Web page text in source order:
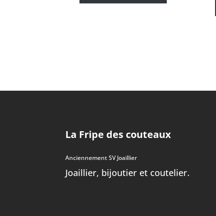
La Fripe des couteaux
Anciennement SV Joaillier
Joaillier, bijoutier et coutelier.